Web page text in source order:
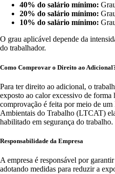
40% do salário mínimo:
20% do salário mínimo:
10% do salário mínimo:
O grau aplicável depende da
do trabalhador.
Como Comprovar o Direito ao
Para ter direito ao adicional, o
exposto ao calor excessivo de forma
comprovação é feita por meio de
Ambientais do Trabalho (LTCAT)
habilitado em segurança do trabalho.
Responsabilidade da Empresa
A empresa é responsável por
adotando medidas para reduzir a